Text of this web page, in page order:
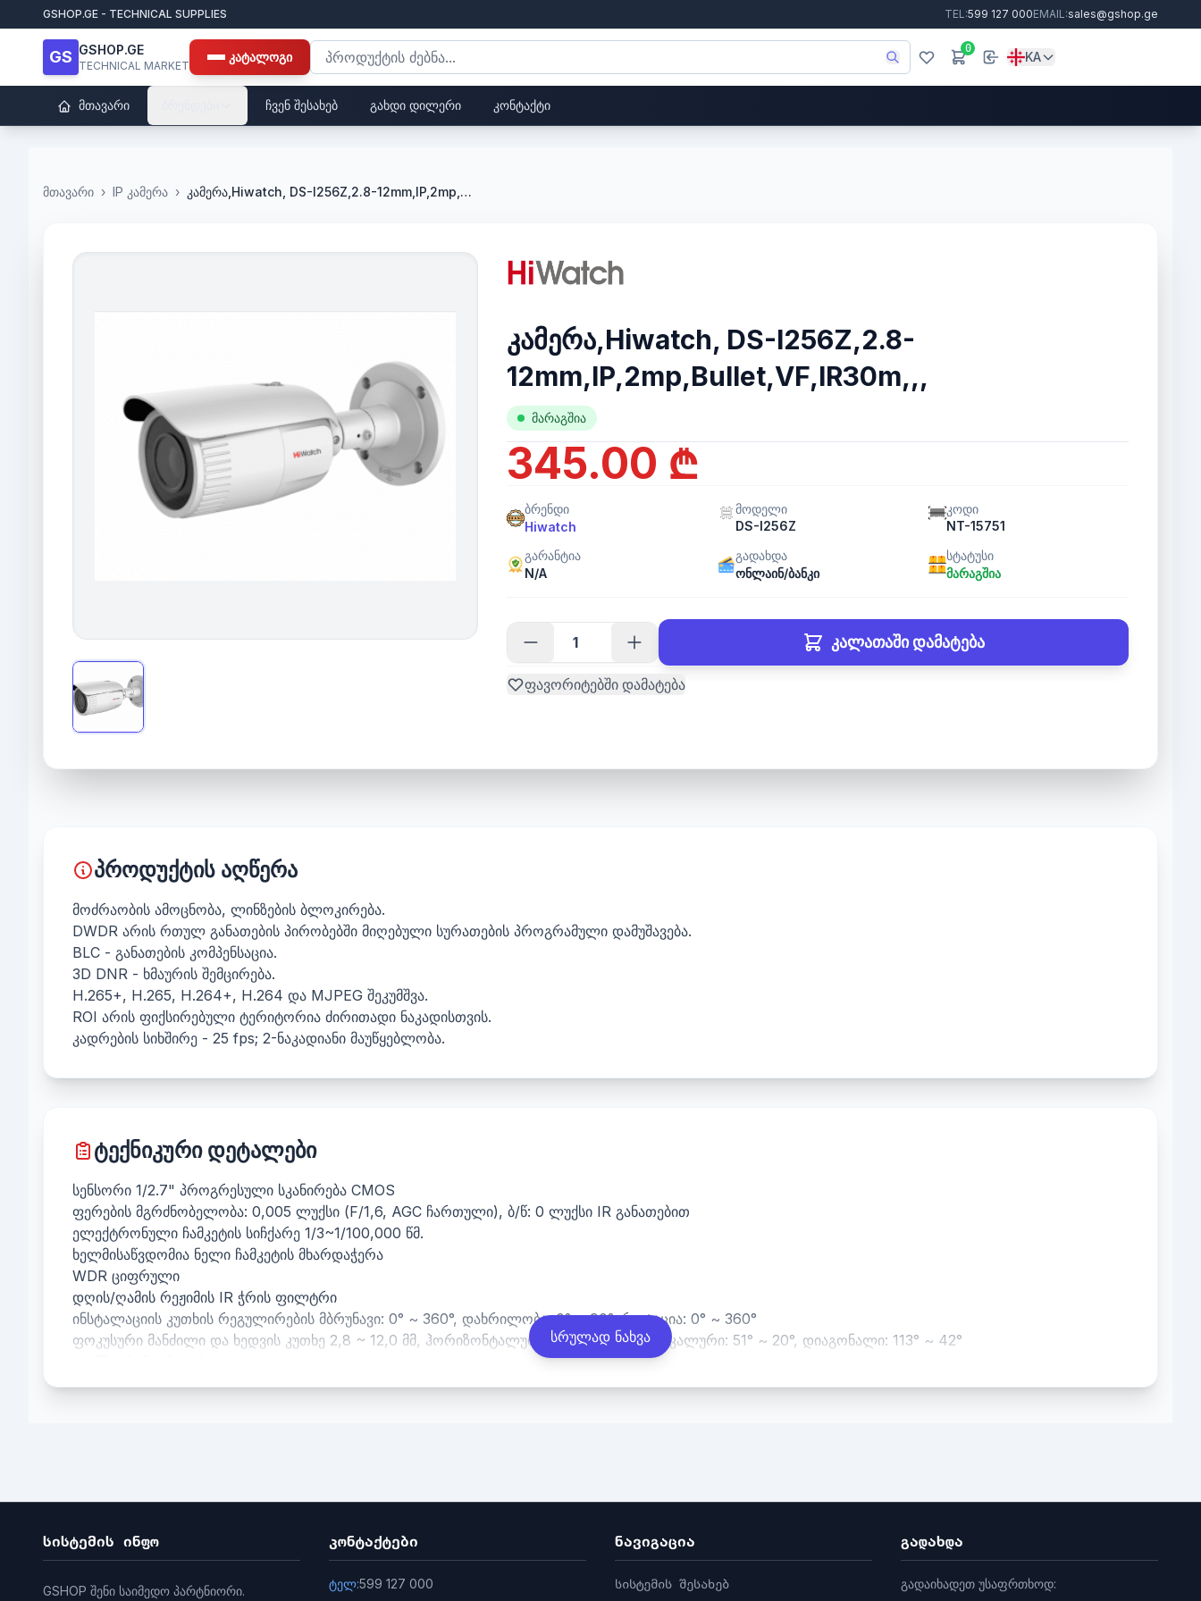
GSHOP.GE - TECHNICAL SUPPLIES TEL:599 127 000EMAIL:sales@gshop.ge
GS GSHOP.GE
TECHNICAL MARKET
კატალოგი
0
KA
მთავარი ჩვენ შესახებ გახდი დილერი კონტაქტი
მთავარი › IP კამერა › კამერა,Hiwatch, DS-I256Z,2.8-12mm,IP,2mp,Bullet,VF,IR30m,,,
კამერა,Hiwatch, DS-I256Z,2.8-
12mm,IP,2mp,Bullet,VF,IR30m,,,
მარაგშია
345.00 ₾
ბრენდი
Hiwatch
მოდელი
DS-I256Z
კოდი
NT-15751
გარანტია
N/A
გადახდა
ონლაინ/ბანკი
სტატუსი
მარაგშია
კალათაში დამატება
ფავორიტებში დამატება
პროდუქტის აღწერა
მოძრაობის ამოცნობა, ლინზების ბლოკირება.
DWDR არის რთულ განათების პირობებში მიღებული სურათების პროგრამული დამუშავება.
BLC - განათების კომპენსაცია.
3D DNR - ხმაურის შემცირება.
H.265+, H.265, H.264+, H.264 და MJPEG შეკუმშვა.
ROI არის ფიქსირებული ტერიტორია ძირითადი ნაკადისთვის.
კადრების სიხშირე - 25 fps; 2-ნაკადიანი მაუწყებლობა.
ტექნიკური დეტალები
სენსორი 1/2.7" პროგრესული სკანირება CMOS
ფერების მგრძნობელობა: 0,005 ლუქსი (F/1,6, AGC ჩართული), ბ/წ: 0 ლუქსი IR განათებით
ელექტრონული ჩამკეტის სიჩქარე 1/3~1/100,000 წმ.
ხელმისაწვდომია ნელი ჩამკეტის მხარდაჭერა
WDR ციფრული
დღის/ღამის რეჟიმის IR ჭრის ფილტრი
ინსტალაციის კუთხის რეგულირების მბრუნავი: 0° ~ 360°, დახრილობა: 0° ~ 90°, როტაცია: 0° ~ 360°
ფოკუსური მანძილი და ხედვის კუთხე 2,8 ~ 12,0 მმ, ჰორიზონტალური: 96° ~ 36°, ვერტიკალური: 51° ~ 20°, დიაგონალი: 113° ~ 42°
დიაფრაგმა F/1.6
H.265 მთავარი პროფილი
H.264+ მთავარი ნაკადისთვის
ინტერესის რეგიონი (ROI) 1 ფიქსირებული რეგიონი ძირითადი ნაკადისთვის
სრულად ნახვა
სისტემის ინფო
GSHOP შენი საიმედო პარტნიორი.
კონტაქტები
ტელ:599 127 000
ნავიგაცია
სისტემის შესახებ
გადახდა
გადაიხადეთ უსაფრთხოდ: